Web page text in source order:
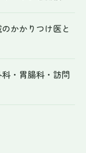
ただけます
ページの案内
広く診療